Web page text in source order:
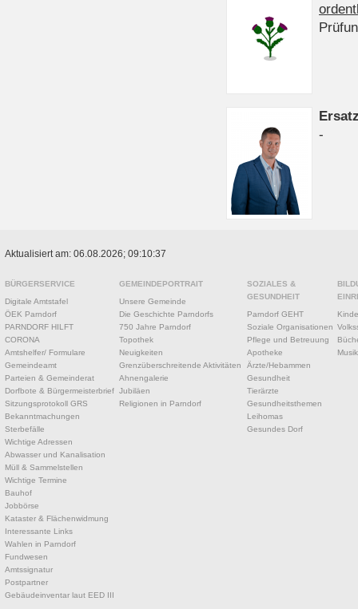
-
Aktualisiert am: 06.08.2026; 09:10:37
BÜRGERSERVICE
Digitale Amtstafel
ÖEK Parndorf
PARNDORF HILFT
CORONA
Amtshelfer/ Formulare
Gemeindeamt
Parteien & Gemeinderat
Dorfbote & Bürgermeisterbrief
Sitzungsprotokoll GRS
Bekanntmachungen
Sterbefälle
Wichtige Adressen
Abwasser und Kanalisation
Müll & Sammelstellen
Wichtige Termine
Bauhof
Jobbörse
Kataster & Flächenwidmung
Interessante Links
Wahlen in Parndorf
Fundwesen
Amtssignatur
Postpartner
Gebäudeinventar laut EED III
GEMEINDEPORTRAIT
Unsere Gemeinde
Die Geschichte Parndorfs
750 Jahre Parndorf
Topothek
Neuigkeiten
Grenzüberschreitende Aktivitäten
Ahnengalerie
Jubiläen
Religionen in Parndorf
SOZIALES &
GESUNDHEIT
Parndorf GEHT
Soziale Organisationen
Pflege und Betreuung
Apotheke
Ärzte/Hebammen
Gesundheit
Tierärzte
Gesundheitsthemen
Leihomas
Gesundes Dorf